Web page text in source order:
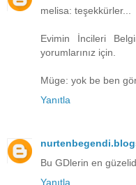
melisa: teşekkürler...
Evimin İncileri
yorumlarınız için.
Müge: yok be ben
Yanıtla
Bu GDlerin en
Yanıtla